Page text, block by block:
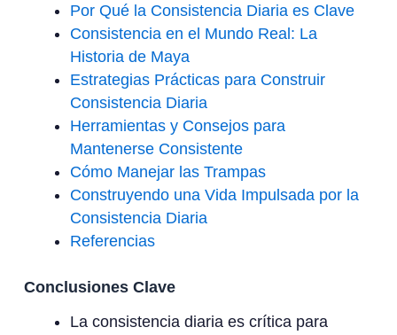
Por Qué la Consistencia Diaria es Clave
Consistencia en el Mundo Real: La
Historia de Maya
Estrategias Prácticas para Construir
Consistencia Diaria
Herramientas y Consejos para
Mantenerse Consistente
Cómo Manejar las Trampas
Construyendo una Vida Impulsada por la
Consistencia Diaria
Referencias
Conclusiones Clave
La consistencia diaria es crítica para